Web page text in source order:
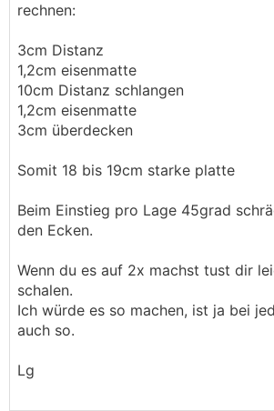
rechnen:
3cm Distanz
1,2cm eisenmatte
10cm Distanz schlangen
1,2cm eisenmatte
3cm überdecken
Somit 18 bis 19cm starke platte
Beim Einstieg pro Lage 45grad
den Ecken.
Wenn du es auf 2x machst tust dir
schalen.
Ich würde es so machen, ist ja bei
auch so.
Lg